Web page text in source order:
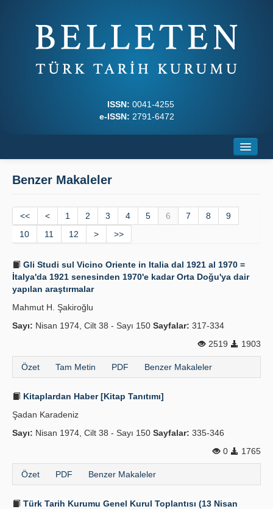
ISSN: 0041-4255
e-ISSN: 2791-6472
Dergi Kurulları
Yazım Kuralları
İlkeler
Yayın Politikaları
Kılavuzlar
Benzer Makaleler
<< < 1 2 3 4 5 6 7 8
9
10
11 12 > >>
Gli Studi sul Vicino Oriente in Italia dal 1921 al 1970 =
İtalya'da 1921 senesinden 1970'e kadar Orta Doğu'ya dair
yapılan araştırmalar
Mahmut H. Şakiroğlu
Sayı: Nisan 1974, Cilt 38 - Sayı 150 Sayfalar: 317-334
2519
1903
Özet Tam Metin PDF Benzer Makaleler
Kitaplardan Haber [Kitap Tanıtımı]
Şadan Karadeniz
Sayı: Nisan 1974, Cilt 38 - Sayı 150 Sayfalar: 335-346
0
1765
Özet PDF Benzer Makaleler
Türk Tarih Kurumu Genel Kurul Toplantısı (13 Nisan